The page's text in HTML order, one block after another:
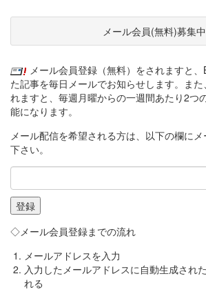
メール会員(無料)募集中
メール会員登録（無料）をされますと
た記事を毎日メールでお知らせします。ま
れますと、毎週月曜からの一週間あたり2つ
能になります。
メール配信を希望される方は、以下の欄に
下さい。
◇メール会員登録までの流れ
メールアドレスを入力
入力したメールアドレスに自動生成され
れる